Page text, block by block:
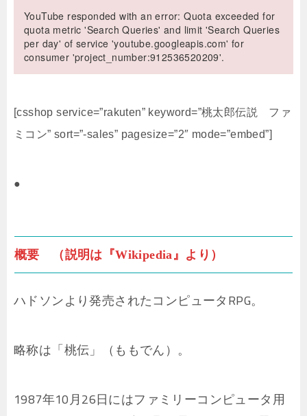
YouTube responded with an error: Quota exceeded for
quota metric 'Search Queries' and limit 'Search Queries
per day' of service 'youtube.googleapis.com' for
consumer 'project_number:912536520209'.
[csshop service=”rakuten” keyword=”桃太郎伝説 ファ
ミコン” sort=”-sales” pagesize=”2″ mode=”embed”]
●
概要 （説明は『Wikipedia』より）
ハドソンより発売されたコンピュータRPG。
略称は「桃伝」（ももでん）。
1987年10月26日にはファミリーコンピュータ用